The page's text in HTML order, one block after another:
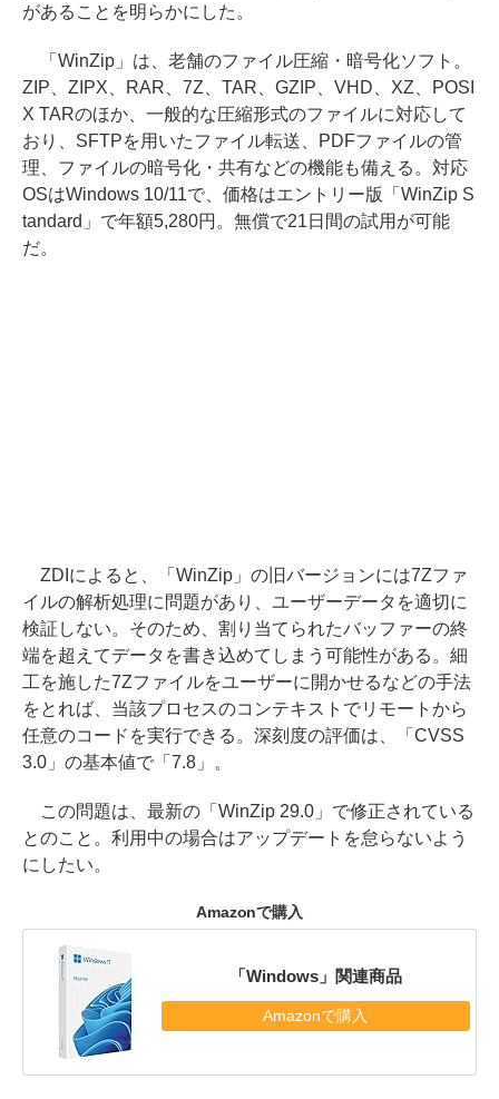
があることを明らかにした。
「WinZip」は、老舗のファイル圧縮・暗号化ソフト。
ZIP、ZIPX、RAR、7Z、TAR、GZIP、VHD、XZ、POSI
X TARのほか、一般的な圧縮形式のファイルに対応して
おり、SFTPを用いたファイル転送、PDFファイルの管
理、ファイルの暗号化・共有などの機能も備える。対応
OSはWindows 10/11で、価格はエントリー版「WinZip S
tandard」で年額5,280円。無償で21日間の試用が可能
だ。
ZDIによると、「WinZip」の旧バージョンには7Zファ
イルの解析処理に問題があり、ユーザーデータを適切に
検証しない。そのため、割り当てられたバッファーの終
端を超えてデータを書き込めてしまう可能性がある。細
工を施した7Zファイルをユーザーに開かせるなどの手法
をとれば、当該プロセスのコンテキストでリモートから
任意のコードを実行できる。深刻度の評価は、「CVSS
3.0」の基本値で「7.8」。
この問題は、最新の「WinZip 29.0」で修正されている
とのこと。利用中の場合はアップデートを怠らないよう
にしたい。
Amazonで購入
「Windows」関連商品
Amazonで購入